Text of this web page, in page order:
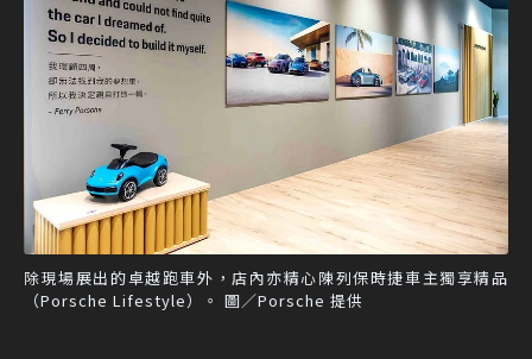
除現場展出的卓越跑車外，店內亦精心陳列保時捷車主獨享精品
（Porsche Lifestyle）。 圖／Porsche 提供